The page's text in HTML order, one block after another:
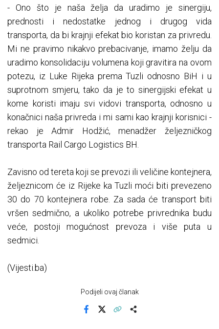
- Ono što je naša želja da uradimo je sinergiju,
prednosti i nedostatke jednog i drugog vida
transporta, da bi krajnji efekat bio koristan za privredu.
Mi ne pravimo nikakvo prebacivanje, imamo želju da
uradimo konsolidaciju volumena koji gravitira na ovom
potezu, iz Luke Rijeka prema Tuzli odnosno BiH i u
suprotnom smjeru, tako da je to sinergijski efekat u
kome koristi imaju svi vidovi transporta, odnosno u
konačnici naša privreda i mi sami kao krajnji korisnici -
rekao je Admir Hodžić, menadžer željezničkog
transporta Rail Cargo Logistics BH.
Zavisno od tereta koji se prevozi ili veličine kontejnera,
željeznicom će iz Rijeke ka Tuzli moći biti prevezeno
30 do 70 kontejnera robe. Za sada će transport biti
vršen sedmično, a ukoliko potrebe privrednika budu
veće, postoji mogućnost prevoza i više puta u
sedmici.
(Vijesti.ba)
Podijeli ovaj članak